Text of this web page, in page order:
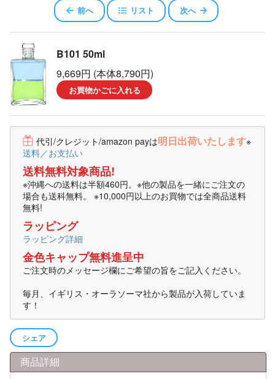
前へ リスト 次へ
B101 50ml
9,669円 (本体8,790円)
お買物かごに入れる
代引/クレジット/amazon payは明日出荷いたします※
送料／お支払い
送料無料対象商品!
※沖縄への送料は半額460円。※他の製品を一緒にご注文の
場合も送科無料。 ※10,000円以上のお買物では全商品送料
無料!
ラッピング
ラッピング詳細
金色キャップ無料進呈中
ご注文時のメッセージ欄にご希望の旨をご記入ください。
毎月、イギリス・オーラソーマ社から製品が入荷していま
す！
シェア
商品詳細